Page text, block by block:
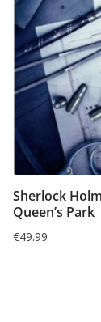
Sherlock
Queen’s Park
€49.99